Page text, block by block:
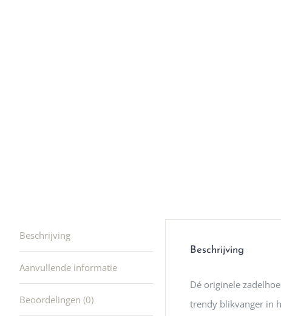
ook heel
Beschrijving
Aanvullende informatie
Beoordelingen (0)
Beschrijving
Dé originele
trendy blikvanger in